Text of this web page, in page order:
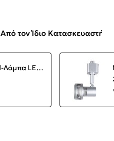
Από τον Ίδιο Κατασκευαστή
Cristal Record-Λάμπα LED με δυνατότητα ρύθμισης φωτεινότητας, κερί E14 C37 6W 420Lm 2700K